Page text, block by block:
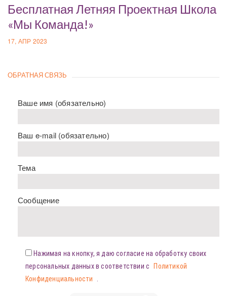
Бесплатная Летняя Проектная Школа
«Мы Команда!»
17, АПР 2023
ОБРАТНАЯ СВЯЗЬ
Ваше имя (обязательно)
Ваш e-mail (обязательно)
Тема
Сообщение
Нажимая на кнопку, я даю согласие на обработку своих
персональных данных в соответствии с
Политикой
Конфиденциальности